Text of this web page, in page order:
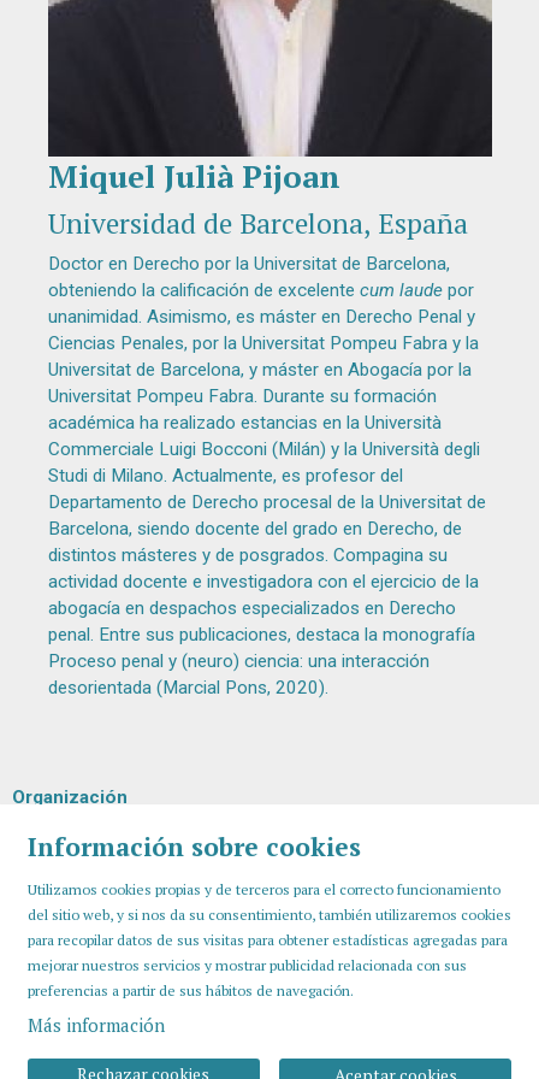
Diapositiva 1 de 1
Miquel Julià Pijoan
Universidad de Barcelona, España
Doctor en Derecho por la Universitat de Barcelona,
obteniendo la calificación de excelente cum laudepor
unanimidad. Asimismo, es máster en Derecho Penal y
Ciencias Penales, por la Universitat Pompeu Fabra y la
Universitat de Barcelona, y máster en Abogacía por la
Universitat Pompeu Fabra. Durante su formación
académica ha realizado estancias en la Università
Commerciale Luigi Bocconi (Milán) y la Università degli
Studi di Milano. Actualmente, es profesor del
Departamento de Derecho procesal de la Universitat de
Barcelona, siendo docente del grado en Derecho, de
distintos másteres y de posgrados. Compagina su
actividad docente e investigadora con el ejercicio de la
abogacía en despachos especializados en Derecho
penal. Entre sus publicaciones, destaca la monografía
Proceso penal y (neuro) ciencia: una interacción
desorientada (Marcial Pons, 2020).
Organización
Información sobre cookies
Utilizamos cookies propias y de terceros para el correcto funcionamiento
del sitio web, y si nos da su consentimiento, también utilizaremos cookies
para recopilar datos de sus visitas para obtener estadísticas agregadas para
mejorar nuestros servicios y mostrar publicidad relacionada con sus
preferencias a partir de sus hábitos de navegación.
Más información
Rechazar cookies